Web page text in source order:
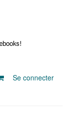
Se connecter